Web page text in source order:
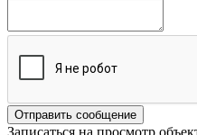
Отправить сообщение
Записаться на просмотр